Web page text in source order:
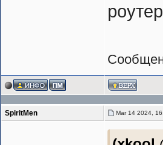
SpiritMen Mar 14 2024,